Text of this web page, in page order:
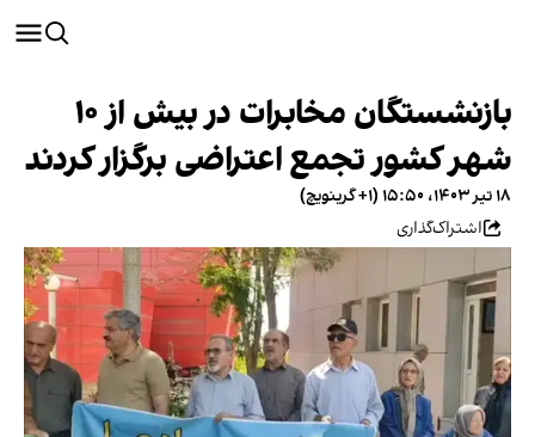
بازنشستگان مخابرات در بیش از ۱۰
شهر کشور تجمع اعتراضی برگزار کردند
۱۸ تیر ۱۴۰۳، ۱۵:۵۰ (‎+۱ گرینویچ)
اشتراک‌گذاری